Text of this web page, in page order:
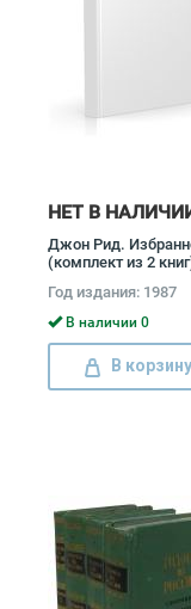
НЕТ В
Джон Рид.
(комплект из 2
Год издания: 1987
В наличии 0
В корзину